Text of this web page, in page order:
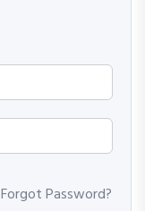
Forgot Password?